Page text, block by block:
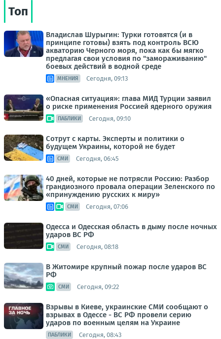
Топ
Владислав Шурыгин: Турки готовятся (и в
принципе готовы) взять под контроль ВСЮ
акваторию Черного моря, пока как бы мягко
предлагая свои условия по "замораживанию"
боевых действий в водной среде
МНЕНИЯ Сегодня, 09:13
«Опасная ситуация»: глава МИД Турции заявил
о риске применения Россией ядерного оружия
ПАБЛИКИ Сегодня, 09:10
Сотрут с карты. Эксперты и политики о
будущем Украины, которой не будет
СМИ Сегодня, 06:45
40 дней, которые не потрясли Россию: Разбор
грандиозного провала операции Зеленского по
«принуждению русских к миру»
СМИ Сегодня, 07:06
Одесса и Одесская область в дыму после ночных
ударов ВС РФ
СМИ Сегодня, 08:18
В Житомире крупный пожар после ударов ВС
РФ
СМИ Сегодня, 09:22
Взрывы в Киеве, украинские СМИ сообщают о
взрывах в Одессе - ВС РФ провели серию
ударов по военным целям на Украине
ПАБЛИКИ Сегодня, 08:43